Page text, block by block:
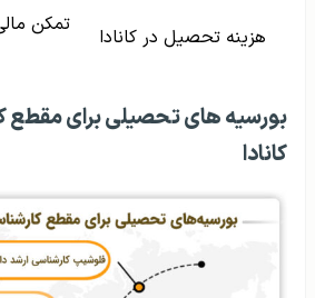
هزینه تحصیل در کانادا
تمکن
بورسیه‌ های تحصیلی برای مقطع
کانادا